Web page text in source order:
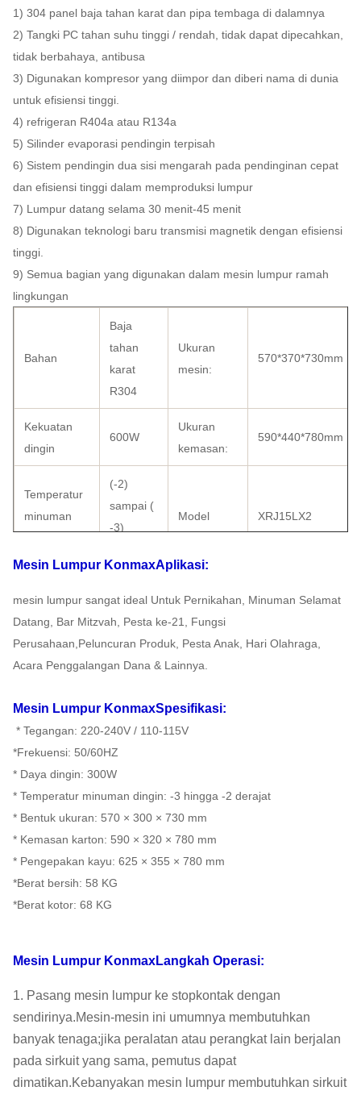
1) 304 panel baja tahan karat dan pipa tembaga di dalamnya
2) Tangki PC tahan suhu tinggi / rendah, tidak dapat dipecahkan,
tidak berbahaya, antibusa
3) Digunakan kompresor yang diimpor dan diberi nama di dunia
untuk efisiensi tinggi.
4) refrigeran R404a atau R134a
5) Silinder evaporasi pendingin terpisah
6) Sistem pendingin dua sisi mengarah pada pendinginan cepat
dan efisiensi tinggi dalam memproduksi lumpur
7) Lumpur datang selama 30 menit-45 menit
8) Digunakan teknologi baru transmisi magnetik dengan efisiensi
tinggi.
9) Semua bagian yang digunakan dalam mesin lumpur ramah
lingkungan
Bahan
Baja
tahan
karat
R304
Ukuran
mesin:
570*370*730mm
Kekuatan
dingin
600W
Ukuran
kemasan:
590*440*780mm
Temperatur
minuman
(-2)
sampai (
-3)
Model XRJ15LX2
tangki
komputer
Kompresor
Cubigel
Kondensator
dengan
tabung
Sertifikat
mengalihkan Pendingin
110V-
220V,
50-60HZ
GW 63kg NW
memuat
Mesin Lumpur KonmaxAplikasi:
mesin lumpur sangat ideal Untuk Pernikahan, Minuman Selamat
Datang, Bar Mitzvah, Pesta ke-21, Fungsi
Perusahaan, Peluncuran Produk, Pesta Anak, Hari Olahraga,
Acara Penggalangan Dana & Lainnya.
Mesin Lumpur KonmaxSpesifikasi:
* Tegangan: 220-240V / 110-115V
*Frekuensi: 50/60HZ
* Daya dingin: 300W
* Temperatur minuman dingin: -3 hingga -2 derajat
* Bentuk ukuran: 570 × 300 × 730 mm
* Kemasan karton: 590 × 320 × 780 mm
* Pengepakan kayu: 625 × 355 × 780 mm
*Berat bersih: 58 KG
*Berat kotor: 68 KG
Mesin Lumpur KonmaxLangkah Operasi:
1. Pasang mesin lumpur ke stopkontak dengan
sendirinya.Mesin-mesin ini umumnya membutuhkan
banyak tenaga;jika peralatan atau perangkat lain berjalan
pada sirkuit yang sama, pemutus dapat
dimatikan.Kebanyakan mesin lumpur membutuhkan sirkuit